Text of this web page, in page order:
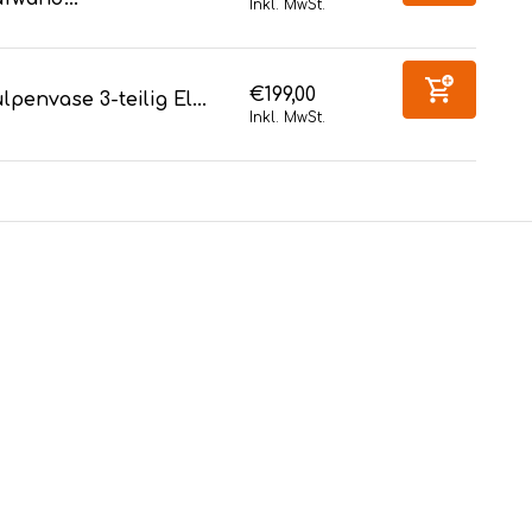
Inkl. MwSt.
3-teilig El... €199,00
Inkl. MwSt.